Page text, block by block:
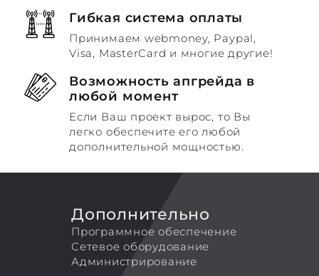
Гибкая система оплаты
Принимаем webmoney, Paypal,
Visa, MasterCard и многие другие!
Возможность апгрейда в
любой момент
Если Ваш проект вырос, то Вы
легко обеспечите его любой
дополнительной мощностью.
Дополнительно
Программное обеспечение
Сетевое оборудование
Администрирование